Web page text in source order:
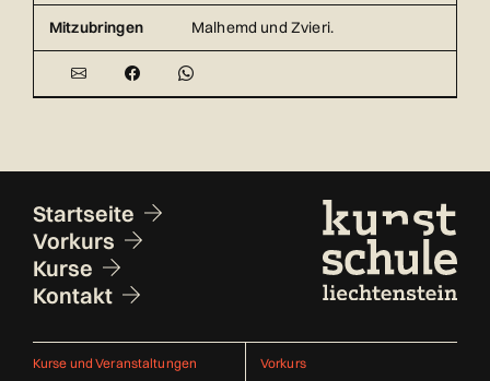
Mitzubringen Malhemd und Zvieri.
Fusszeile
Startseite
Vorkurs
Kurse
Kontakt
Kurse und Veranstaltungen
Vorkurs